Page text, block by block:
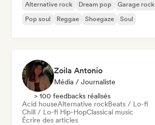
Alternative rock Dream pop Garage rock
Pop soul
Reggae Shoegaze Soul
Zoila Antonio
Média / Journaliste
> 100 feedbacks réalisés
Acid houseAlternative rockBeats / Lo-fi
Chill / Lo-fi Hip-HopClassical music
Écrire des articles